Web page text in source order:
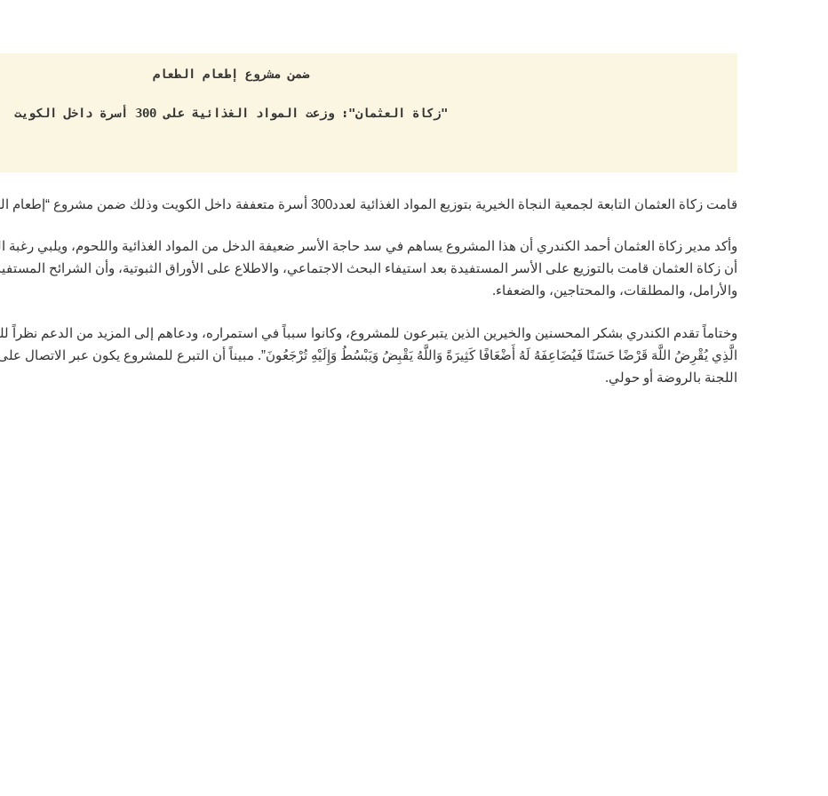
ضمن مشروع إطعام الطعام
"زكاة العثمان": وزعت المواد الغذائية على 300 أسرة داخل الكويت
قامت زكاة العثمان التابعة لجمعية النجاة الخيرية بتوزيع المواد الغذائية لعدد300 أسرة متعففة داخل الكويت وذلك ضمن مشروع “إطعام الطعام”.
وأكد مدير زكاة العثمان أحمد الكندري أن هذا المشروع يساهم في سد حاجة الأسر ضعيفة الدخل من المواد الغذائية واللحوم، ويلبي رغبة
أن زكاة العثمان قامت بالتوزيع على الأسر المستفيدة بعد استيفاء البحث الاجتماعي، والاطلاع على الأوراق الثبوتية، وأن الشرائح
والأرامل، والمطلقات، والمحتاجين، والضعفاء.
وختاماً تقدم الكندري بشكر المحسنين والخيرين الذين يتبرعون للمشروع، وكانوا سبباً في استمراره، ودعاهم إلى المزيد من الدعم نظراً
اللجنة بالروضة أو حولي.